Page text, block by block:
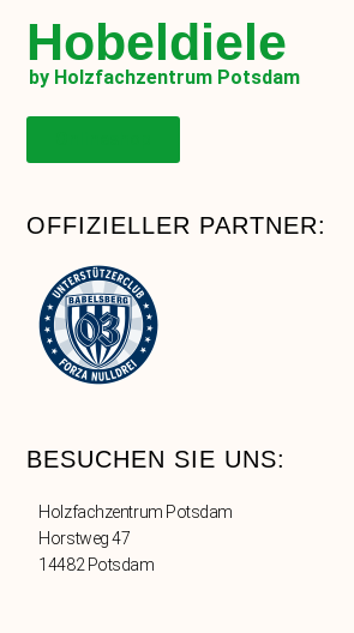
Hobeldiele
by Holzfachzentrum Potsdam
OFFIZIELLER PARTNER:
BESUCHEN SIE UNS:
Holzfachzentrum Potsdam
Horstweg 47
14482 Potsdam